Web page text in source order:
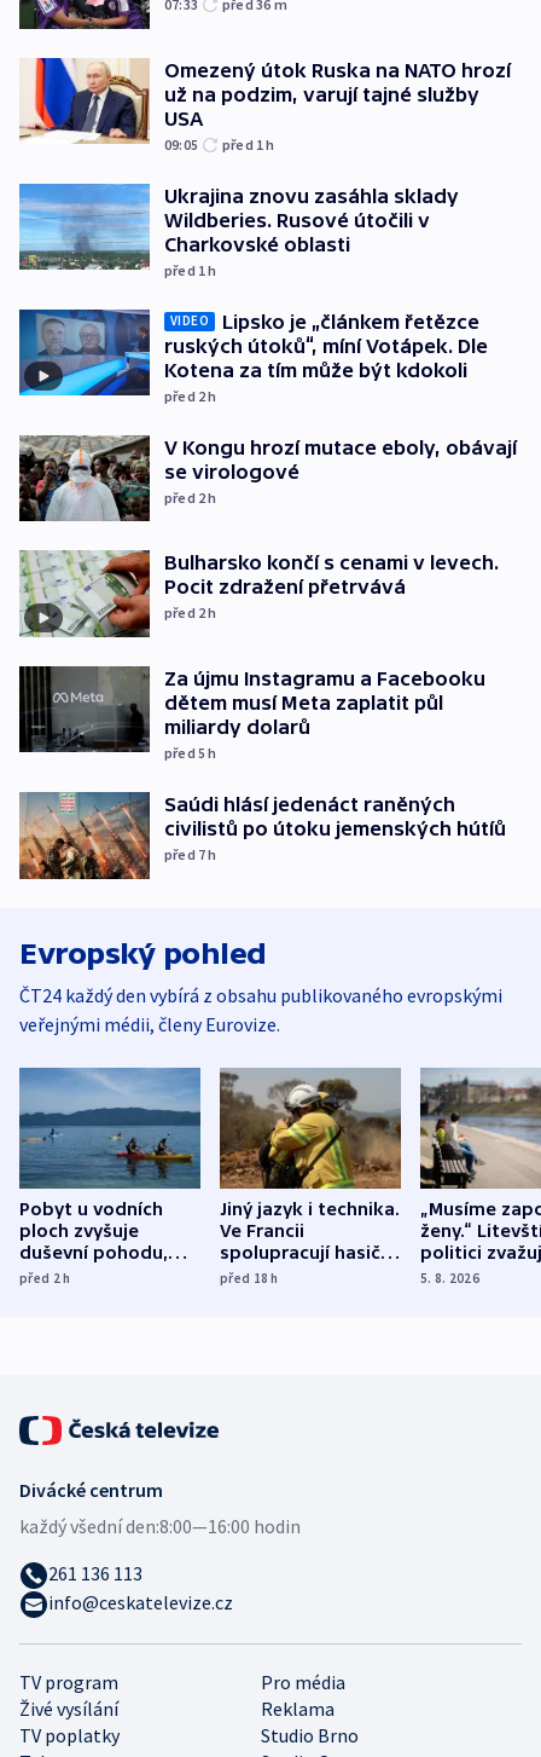
07:33 před 36 m
Omezený útok Ruska na NATO hrozí
už na podzim, varují tajné služby
USA
09:05 před 1h
Ukrajina znovu zasáhla sklady
Wildberies. Rusové útočili v
Charkovské oblasti
před 1h
VIDEO
Lipsko je „článkem řetězce
ruských útoků“, míní Votápek. Dle
Kotena za tím může být kdokoli
před 2h
V Kongu hrozí mutace eboly, obávají
se virologové
před 2h
Bulharsko končí s cenami v levech.
Pocit zdražení přetrvává
před 2h
Za újmu Instagramu a Facebooku
dětem musí Meta zaplatit půl
miliardy dolarů
před 5h
Saúdi hlásí jedenáct raněných
civilistů po útoku jemenských hútíů
před 7h
Evropský pohled
ČT24 každý den vybírá z obsahu publikovaného evropskými
veřejnými médii, členy Eurovize.
Pobyt u vodních
ploch zvyšuje
duševní pohodu,
ukázala
před 2h
Jiný jazyk i technika.
Ve Francii
spolupracují hasiči z
různých zemí
před 18h
„Musíme
ženy.“
politici
dohodu o
5. 8. 2026
TV program
Pro média
Živé vysílání
Reklama
TV poplatky
Studio Brno
Divácké centrum
každý všední den:8:00—16:00 hodin
261 136 113
info@ceskatelevize.cz